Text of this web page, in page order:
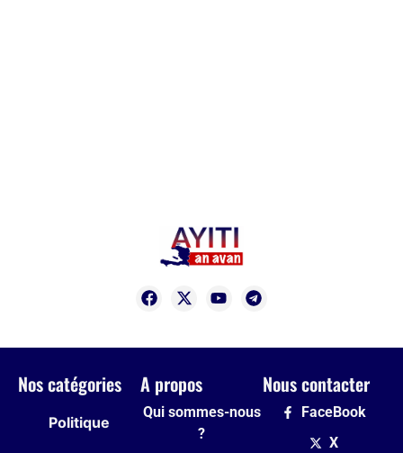
Nos catégories
Politique
A propos
Qui sommes-nous
?
Nous contacter
FaceBook
X